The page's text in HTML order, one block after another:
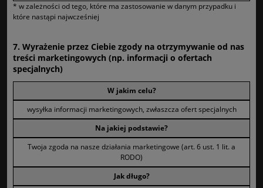
* w zależności od tego, które ma zastosowanie w danym przypadku i
które nastąpi najwcześniej
7. Wyrażenie przez Ciebie zgody na otrzymywanie od nas
treści marketingowych (np. informacji o ofertach
specjalnych)
W jakim celu?
wysyłka informacji marketingowych, zwłaszcza ofert specjalnych
Na jakiej podstawie?
Twoja zgoda na nasze działania marketingowe (art. 6 ust. 1 lit. a
RODO)
Jak długo?